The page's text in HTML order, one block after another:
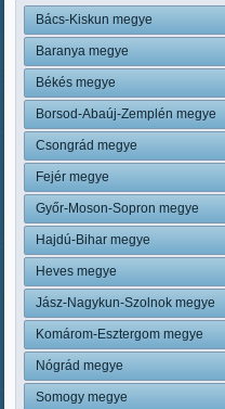
Bács-Kiskun megye
Baranya megye
Békés megye
Borsod-Abaúj-Zemplén megye
Csongrád megye
Fejér megye
Győr-Moson-Sopron megye
Hajdú-Bihar megye
Heves megye
Jász-Nagykun-Szolnok megye
Komárom-Esztergom megye
Nógrád megye
Somogy megye